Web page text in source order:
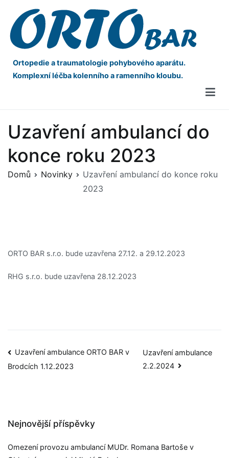
Ortopedie a traumatologie pohybového aparátu.
Komplexní léčba kolenního a ramenního kloubu.
Uzavření ambulancí do
konce roku 2023
Domů Novinky
Uzavření ambulancí do konce roku
2023
ORTO BAR s.r.o. bude uzavřena 27.12. a 29.12.2023
RHG s.r.o. bude uzavřena 28.12.2023
Uzavření ambulance ORTO BAR v
Brodcích 1.12.2023
Uzavření ambulance
2.2.2024
Nejnovější příspěvky
Omezení provozu ambulancí MUDr. Romana Bartoše v